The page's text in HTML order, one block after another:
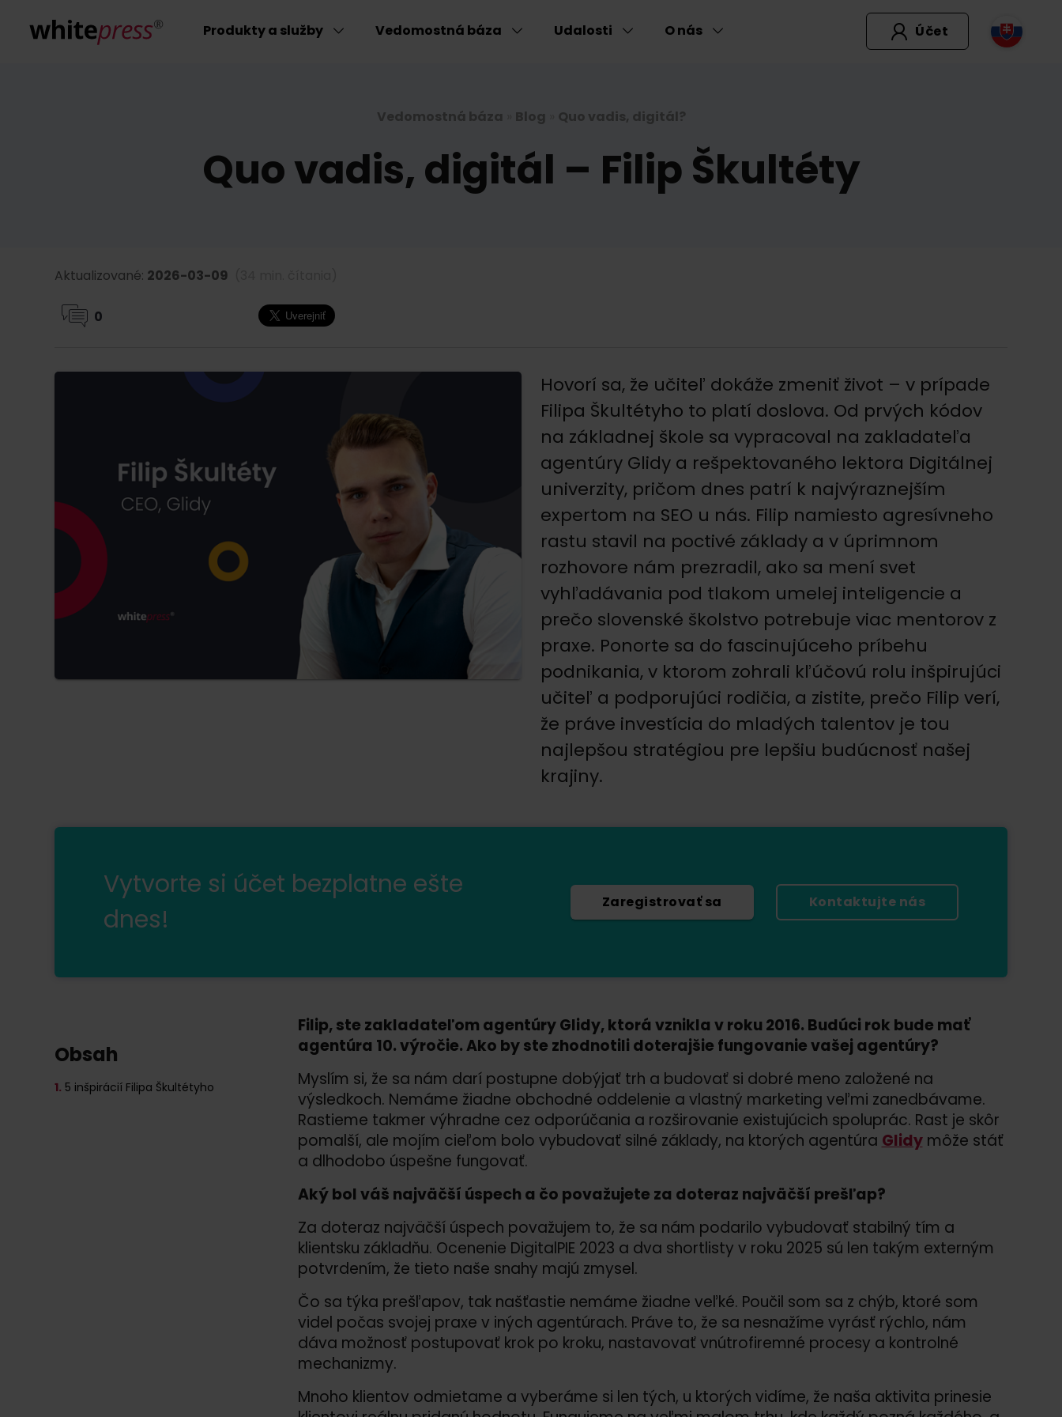
Produkty a služby Vedomostná báza Udalosti O nás Účet
Vedomostná báza Blog Quo vadis, digitál?
Quo vadis, digitál – Filip Škultéty
Aktualizované: 2026-03-09
0
Hovorí sa, že učiteľ dokáže zmeniť život – v prípade
Filipa Škultétyho to platí doslova. Od prvých kódov
na základnej škole sa vypracoval na zakladateľa
agentúry Glidy a rešpektovaného lektora Digitálnej
univerzity, pričom dnes patrí k najvýraznejším
expertom na SEO u nás. Filip namiesto agresívneho
rastu stavil na poctivé základy a v úprimnom
rozhovore nám prezradil, ako sa mení svet
vyhľadávania pod tlakom umelej inteligencie a
prečo slovenské školstvo potrebuje viac mentorov z
praxe. Ponorte sa do fascinujúceho príbehu
podnikania, v ktorom zohrali kľúčovú rolu inšpirujúci
učiteľ a podporujúci rodičia, a zistite, prečo Filip verí,
že práve investícia do mladých talentov je tou
najlepšou stratégiou pre lepšiu budúcnosť našej
krajiny.
Vytvorte si účet bezplatne ešte
dnes!
Zaregistrovať sa Kontaktujte nás
Obsah
1. 5 inšpirácií Filipa Škultétyho
Filip, ste zakladateľom agentúry Glidy, ktorá vznikla v roku 2016. Budúci rok bude mať
agentúra 10. výročie. Ako by ste zhodnotili doterajšie fungovanie vašej agentúry?
Myslím si, že sa nám darí postupne dobýjať trh a budovať si dobré meno založené na
výsledkoch. Nemáme žiadne obchodné oddelenie a vlastný marketing veľmi zanedbávame.
Rastieme takmer výhradne cez odporúčania a rozširovanie existujúcich spoluprác. Rast je skôr
pomalší, ale mojím cieľom bolo vybudovať silné základy, na ktorých agentúra Glidymôže stáť
a dlhodobo úspešne fungovať.
Aký bol váš najväčší úspech a čo považujete za doteraz najväčší prešľap?
Za doteraz najväčší úspech považujem to, že sa nám podarilo vybudovať stabilný tím a
klientsku základňu. Ocenenie DigitalPIE 2023 a dva shortlisty v roku 2025 sú len takým externým
potvrdením, že tieto naše snahy majú zmysel.
Čo sa týka prešľapov, tak našťastie nemáme žiadne veľké. Poučil som sa z chýb, ktoré som
videl počas svojej praxe v iných agentúrach. Práve to, že sa nesnažíme vyrásť rýchlo, nám
dáva možnosť postupovať krok po kroku, nastavovať vnútrofiremné procesy a kontrolné
mechanizmy.
Mnoho klientov odmietame a vyberáme si len tých, u ktorých vidíme, že naša aktivita prinesie